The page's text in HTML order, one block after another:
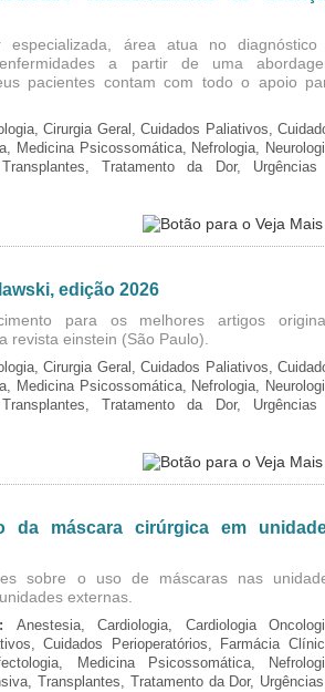
especializada, área atua no diagnóstico
a partir de uma
pacientes contam com todo o apoio
Cirurgia Geral, Cuidados Paliativos,
Medicina Psicossomática, Nefrologia,
Tratamento da Dor,
edição 2026
para os melhores artigos
revista einstein (São Paulo).
Cirurgia Geral, Cuidados Paliativos,
Medicina Psicossomática, Nefrologia,
Tratamento da Dor,
da máscara cirúrgica em
sobre o uso de máscaras nas
externas.
Anestesia, Cardiologia, Cardiologia
Cuidados Perioperatórios, Farmácia
Medicina Psicossomática,
Transplantes, Tratamento da Dor,